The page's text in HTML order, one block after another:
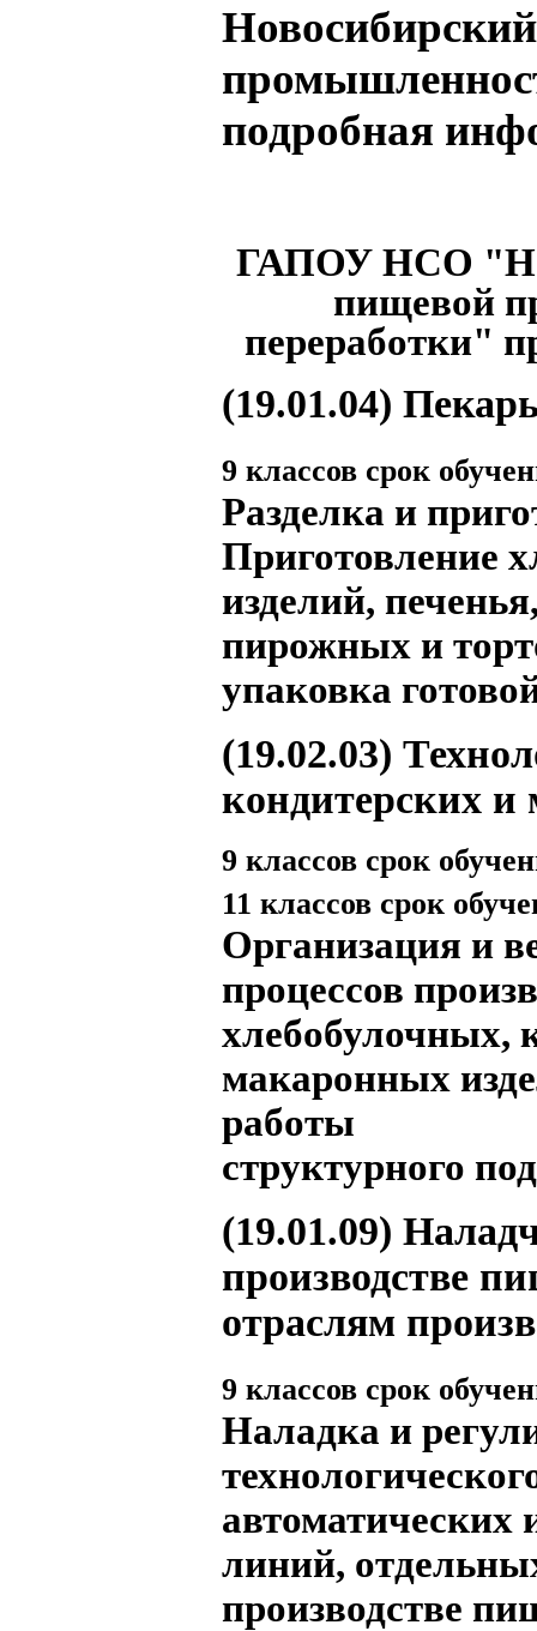
подробная
ГАПОУ НСО
пищевой
переработки"
(19.01.04)
9 классов срок
Разделка и
Приготовление
изделий,
пирожных и
упаковка
(19.02.03)
кондитерских и
9 классов срок
11 классов срок
Организация и
процессов
хлебобулочных,
макаронных
работы
структурного
(19.01.09)
производстве
отраслям
9 классов срок
Наладка и
автоматических
линий,
производстве